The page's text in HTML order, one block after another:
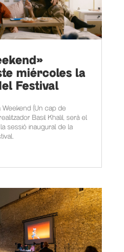
miércoles la
Festival
Weekend (Un cap de
Basil Khalil, serà el
sessió inaugural de la